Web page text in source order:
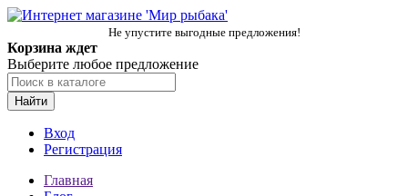
Не упустите выгодные предложения!
Корзина ждет
Выберите любое предложение
Найти
Вход
Регистрация
Главная